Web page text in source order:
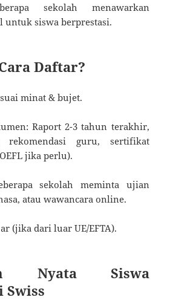
sekolah menawarkan
untuk siswa berprestasi.
Daftar?
minat & bujet.
Raport 2-3 tahun terakhir,
rekomendasi guru, sertifikat
jika perlu).
sekolah meminta ujian
atau wawancara online.
(jika dari luar UE/EFTA).
Nyata Siswa
Swiss